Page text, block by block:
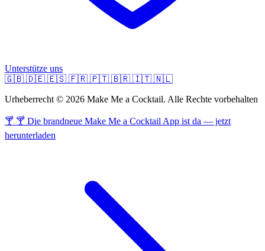
Unterstütze uns
🇬🇧 🇩🇪 🇪🇸 🇫🇷 🇵🇹 🇧🇷 🇮🇹 🇳🇱
Urheberrecht © 2026 Make Me a Cocktail. Alle Rechte vorbehalten
🍸 🍸 Die brandneue Make Me a Cocktail App ist da — jetzt
herunterladen